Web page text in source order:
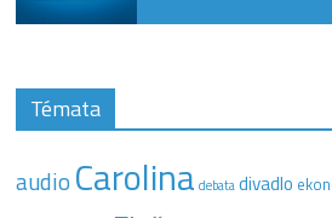
Témata
audio Carolina debata divadlo